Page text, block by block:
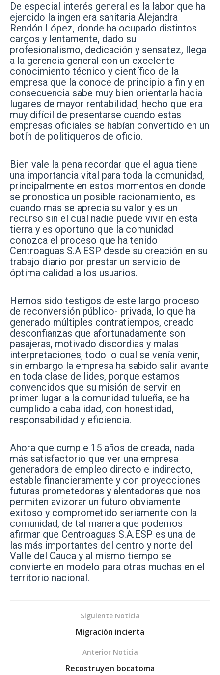
De especial interés general es la labor que ha
ejercido la ingeniera sanitaria Alejandra
Rendón López, donde ha ocupado distintos
cargos y lentamente, dado su
profesionalismo, dedicación y sensatez, llega
a la gerencia general con un excelente
conocimiento técnico y científico de la
empresa que la conoce de principio a fin y en
consecuencia sabe muy bien orientarla hacia
lugares de mayor rentabilidad, hecho que era
muy difícil de presentarse cuando estas
empresas oficiales se habían convertido en un
botín de politiqueros de oficio.
Bien vale la pena recordar que el agua tiene
una importancia vital para toda la comunidad,
principalmente en estos momentos en donde
se pronostica un posible racionamiento, es
cuando más se aprecia su valor y es un
recurso sin el cual nadie puede vivir en esta
tierra y es oportuno que la comunidad
conozca el proceso que ha tenido
Centroaguas S.A.ESP desde su creación en su
trabajo diario por prestar un servicio de
óptima calidad a los usuarios.
Hemos sido testigos de este largo proceso
de reconversión público- privada, lo que ha
generado múltiples contratiempos, creado
desconfianzas que afortunadamente son
pasajeras, motivado discordias y malas
interpretaciones, todo lo cual se venía venir,
sin embargo la empresa ha sabido salir avante
en toda clase de lides, porque estamos
convencidos que su misión de servir en
primer lugar a la comunidad tulueña, se ha
cumplido a cabalidad, con honestidad,
responsabilidad y eficiencia.
Ahora que cumple 15 años de creada, nada
más satisfactorio que ver una empresa
generadora de empleo directo e indirecto,
estable financieramente y con proyecciones
futuras prometedoras y alentadoras que nos
permiten avizorar un futuro obviamente
exitoso y comprometido seriamente con la
comunidad, de tal manera que podemos
afirmar que Centroaguas S.A.ESP es una de
las más importantes del centro y norte del
Valle del Cauca y al mismo tiempo se
convierte en modelo para otras muchas en el
territorio nacional.
Siguiente Noticia
Migración incierta
Anterior Noticia
Recostruyen bocatoma